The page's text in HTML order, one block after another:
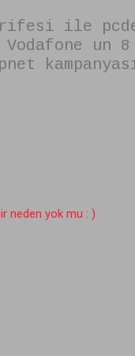
ile
Vodafone
eleyip sık
olur link
neden yok mu : )